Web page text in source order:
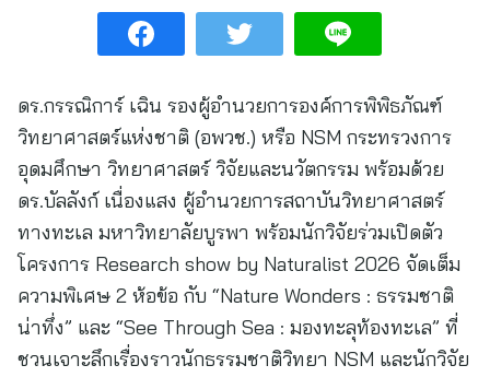
ดร.กรรณิการ์ เฉิน รองผู้อำนวยการองค์การพิพิธภัณฑ์
วิทยาศาสตร์แห่งชาติ (อพวช.) หรือ NSM กระทรวงการ
อุดมศึกษา วิทยาศาสตร์ วิจัยและนวัตกรรม พร้อมด้วย
ดร.บัลลังก์ เนื่องแสง ผู้อำนวยการสถาบันวิทยาศาสตร์
ทางทะเล มหาวิทยาลัยบูรพา พร้อมนักวิจัยร่วมเปิดตัว
โครงการ Research show by Naturalist 2026 จัดเต็ม
ความพิเศษ 2 ห้อข้อ กับ “Nature Wonders : ธรรมชาติ
น่าทึ่ง” และ “See Through Sea : มองทะลุท้องทะเล” ที่
ชวนเจาะลึกเรื่องราวนักธรรมชาติวิทยา NSM และนักวิจัย